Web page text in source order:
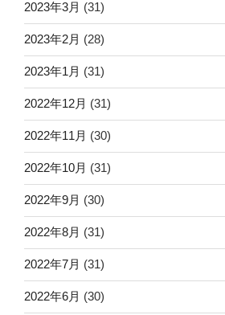
2023年3月 (31)
2023年2月 (28)
2023年1月 (31)
2022年12月 (31)
2022年11月 (30)
2022年10月 (31)
2022年9月 (30)
2022年8月 (31)
2022年7月 (31)
2022年6月 (30)